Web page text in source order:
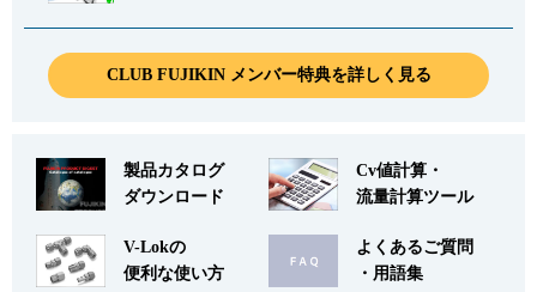
CLUB FUJIKIN メンバー特典を詳しく見る
製品カタログ
ダウンロード
Cv値計算・
流量計算ツール
V-Lokの
便利な使い方
よくあるご質問
・用語集